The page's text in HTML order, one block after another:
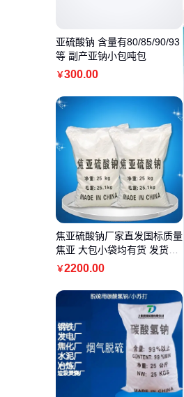
亚硫酸钠 含量有80/85/90/93
等 副产亚钠小包吨包
￥300.00
焦亚硫酸钠厂家直发国标质量
焦亚 大包小袋均有货 发货迅
速服务好
￥2200.00